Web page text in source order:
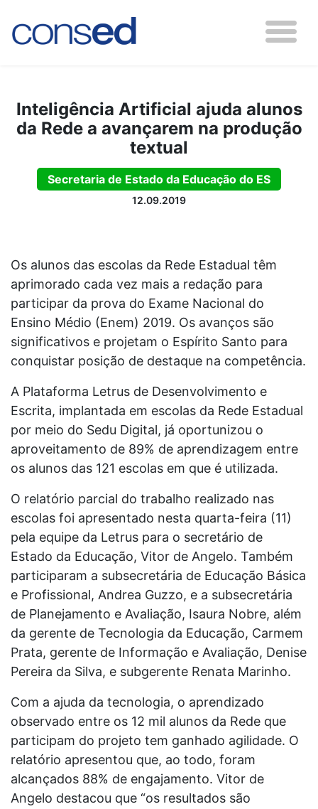
Inteligência Artificial ajuda alunos
da Rede a avançarem na produção
textual
Secretaria de Estado da Educação do ES
12.09.2019
Os alunos das escolas da Rede Estadual têm
aprimorado cada vez mais a redação para
participar da prova do Exame Nacional do
Ensino Médio (Enem) 2019. Os avanços são
significativos e projetam o Espírito Santo para
conquistar posição de destaque na competência.
A Plataforma Letrus de Desenvolvimento e
Escrita, implantada em escolas da Rede Estadual
por meio do Sedu Digital, já oportunizou o
aproveitamento de 89% de aprendizagem entre
os alunos das 121 escolas em que é utilizada.
O relatório parcial do trabalho realizado nas
escolas foi apresentado nesta quarta-feira (11)
pela equipe da Letrus para o secretário de
Estado da Educação, Vitor de Angelo. Também
participaram a subsecretária de Educação Básica
e Profissional, Andrea Guzzo, e a subsecretária
de Planejamento e Avaliação, Isaura Nobre, além
da gerente de Tecnologia da Educação, Carmem
Prata, gerente de Informação e Avaliação, Denise
Pereira da Silva, e subgerente Renata Marinho.
Com a ajuda da tecnologia, o aprendizado
observado entre os 12 mil alunos da Rede que
participam do projeto tem ganhado agilidade. O
relatório apresentou que, ao todo, foram
alcançados 88% de engajamento. Vitor de
Angelo destacou que “os resultados são